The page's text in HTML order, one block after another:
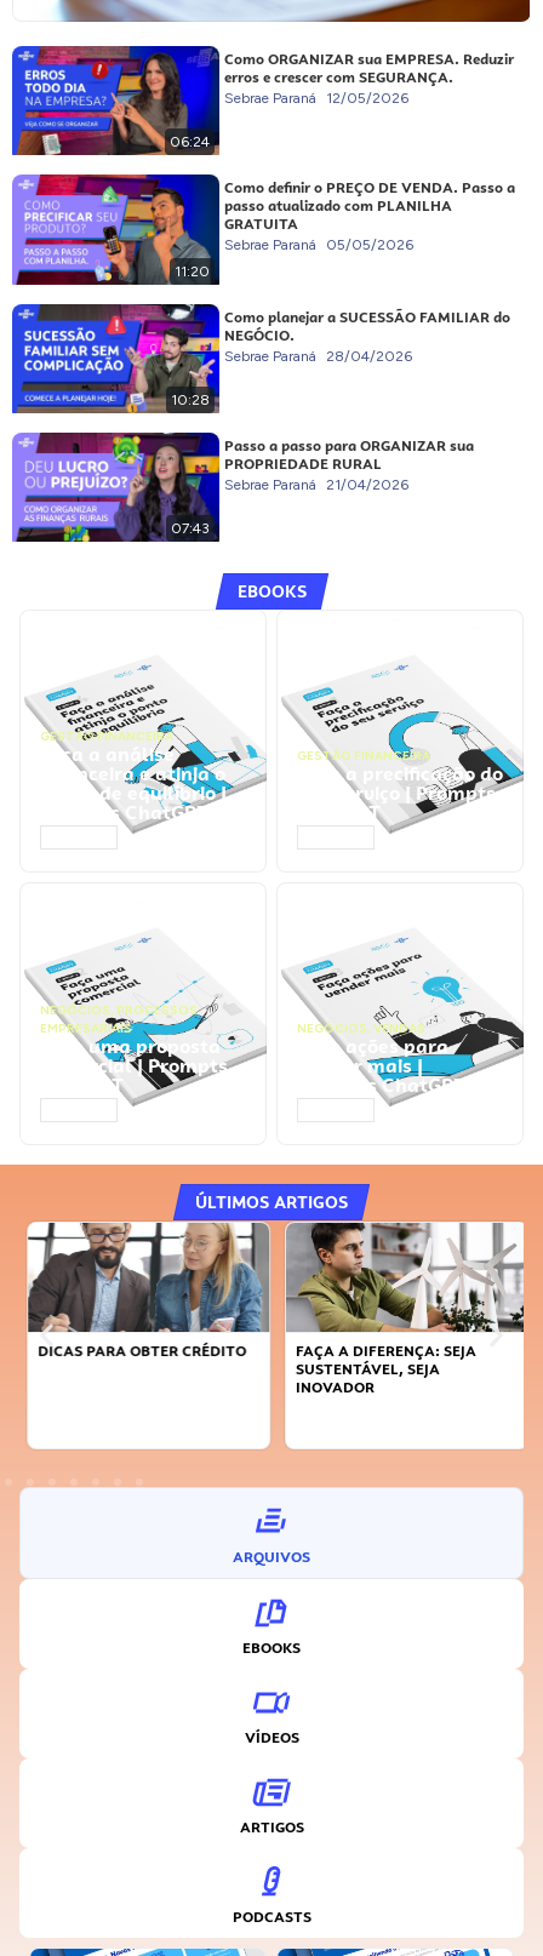
06:24
Como ORGANIZAR sua EMPRESA. Reduzir
erros e crescer com SEGURANÇA.
Sebrae Paraná 12/05/2026
11:20
Como definir o PREÇO DE VENDA. Passo a
passo atualizado com PLANILHA
GRATUITA
Sebrae Paraná 05/05/2026
10:28
Como planejar a SUCESSÃO FAMILIAR do
NEGÓCIO.
Sebrae Paraná 28/04/2026
07:43
Passo a passo para ORGANIZAR sua
PROPRIEDADE RURAL
Sebrae Paraná 21/04/2026
EBOOKS
GESTÃO FINANCEIRA
Faça a análise
financeira e atinja o
ponto de equilíbrio |
Prompts ChatGPT
GESTÃO FINANCEIRA
Faça a precificação do
seu serviço | Prompts
ChatGPT
NEGÓCIOS, PROCESSOS
EMPRESARIAIS
Faça uma proposta
comercial | Prompts
ChatGPT
NEGÓCIOS, VENDAS
Faça ações para
vender mais |
Prompts ChatGPT
ÚLTIMOS ARTIGOS
DICAS PARA OBTER CRÉDITO
FAÇA A DIFERENÇA: SEJA
SUSTENTÁVEL, SEJA
INOVADOR
ARQUIVOS
EBOOKS
VÍDEOS
ARTIGOS
PODCASTS